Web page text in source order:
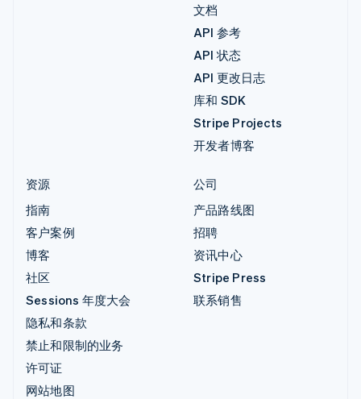
文档
API 参考
API 状态
API 更改日志
库和 SDK
Stripe Projects
开发者博客
资源
指南
客户案例
博客
社区
Sessions 年度大会
隐私和条款
禁止和限制的业务
许可证
网站地图
公司
产品路线图
招聘
资讯中心
Stripe Press
联系销售